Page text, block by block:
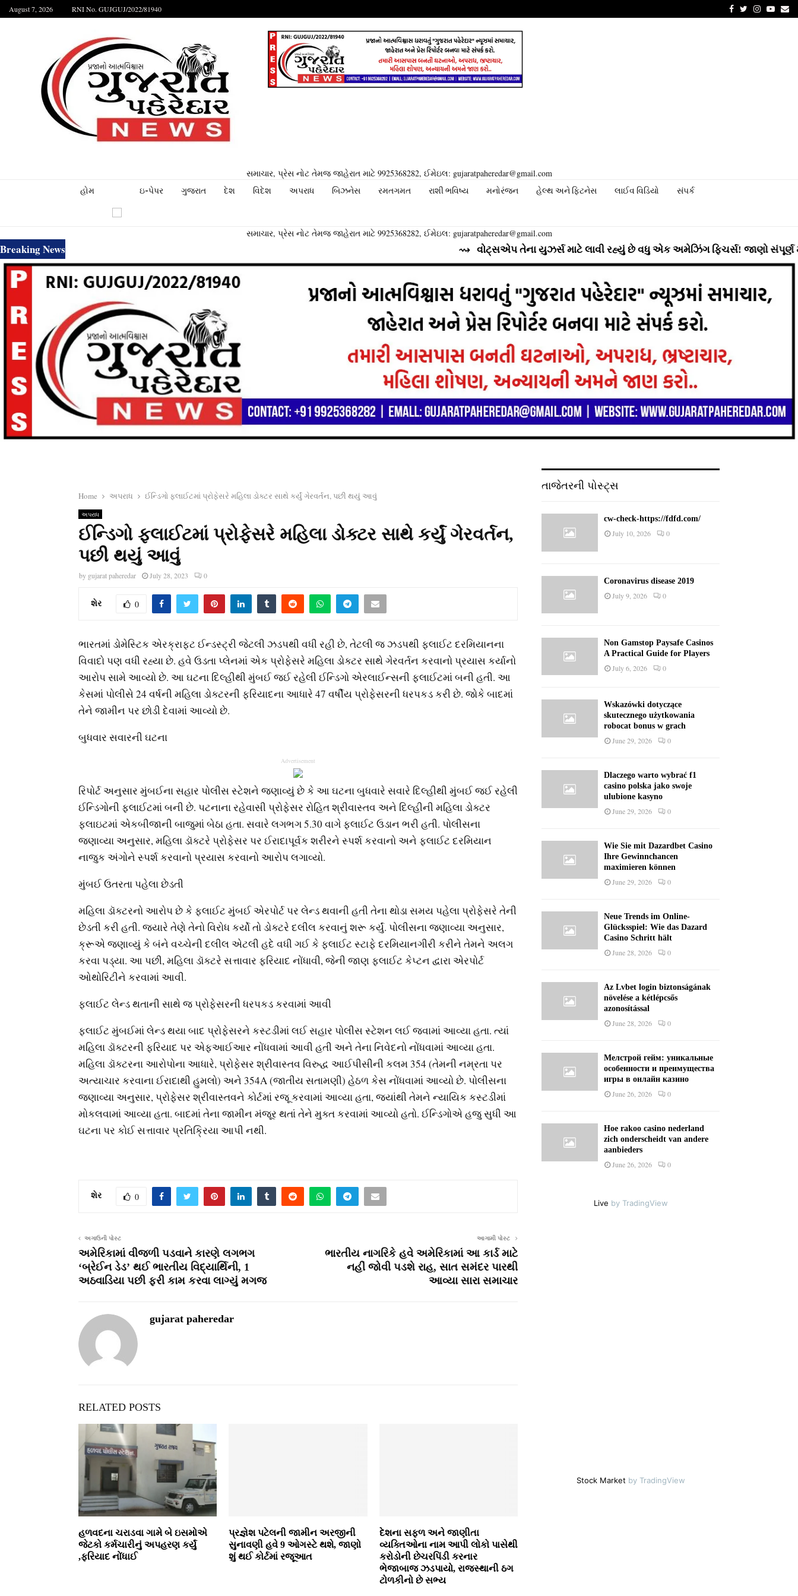
August 7, 2026 RNI No. GUJGUJ/2022/81940 FacebookTwitter
Instagram
સમાચાર, પ્રેસ નોટ તેમજ જાહેરાત માટે 9925368282, ઈમેઇલ: gujaratpaheredar@gmail.com
હોમ ઇ-પેપર ગુજરાત દેશ વિદેશ અપરાધ બિઝનેસ રમતગમત રાશી ભવિષ્ય મનોરંજન હેલ્થ અને ફિટનેસ લાઈવ વિડિયો સંપર્ક
સમાચાર, પ્રેસ નોટ તેમજ જાહેરાત માટે 9925368282, ઈમેઇલ: gujaratpaheredar@gmail.com
Breaking News ⇝ વોટ્સએપ તેના યુઝર્સ માટે લાવી રહ્યું છે વધુ એક અમેઝિંગ ફિચર્સ! જાણો સંપૂર્ણ માહિતી
Home અપરાધ ઈન્ડિગો ફ્લાઈટમાં પ્રોફેસરે મહિલા ડોક્ટર સાથે કર્યું ગેરવર્તન, પછી થયું આવું
અપરાધ
ઈન્ડિગો ફ્લાઈટમાં પ્રોફેસરે મહિલા ડોક્ટર સાથે કર્યું ગેરવર્તન,
પછી થયું આવું
by gujarat paheredar July 28, 2023 0
શેર 0
ભારતમાં ડોમેસ્ટિક એરક્રાફ્ટ ઈન્ડસ્ટ્રી જેટલી ઝડપથી વધી રહી છે, તેટલી જ ઝડપથી ફ્લાઈટ દરમિયાનના
વિવાદો પણ વધી રહ્યા છે. હવે ઉડતા પ્લેનમાં એક પ્રોફેસરે મહિલા ડોક્ટર સાથે ગેરવર્તન કરવાનો પ્રયાસ કર્યાનો
આરોપ સામે આવ્યો છે. આ ઘટના દિલ્હીથી મુંબઈ જઈ રહેલી ઈન્ડિગો એરલાઈન્સની ફ્લાઈટમાં બની હતી. આ
કેસમાં પોલીસે 24 વર્ષની મહિલા ડોક્ટરની ફરિયાદના આધારે 47 વર્ષીય પ્રોફેસરની ધરપકડ કરી છે. જોકે બાદમાં
તેને જામીન પર છોડી દેવામાં આવ્યો છે.
બુધવાર સવારની ઘટના
Advertisement
રિપોર્ટ અનુસાર મુંબઈના સહાર પોલીસ સ્ટેશને જણાવ્યું છે કે આ ઘટના બુધવારે સવારે દિલ્હીથી મુંબઈ જઈ રહેલી
ઈન્ડિગોની ફ્લાઈટમાં બની છે. પટનાના રહેવાસી પ્રોફેસર રોહિત શ્રીવાસ્તવ અને દિલ્હીની મહિલા ડોક્ટર
ફ્લાઇટમાં એકબીજાની બાજુમાં બેઠા હતા. સવારે લગભગ 5.30 વાગે ફ્લાઈટ ઉડાન ભરી હતી. પોલીસના
જણાવ્યા અનુસાર, મહિલા ડૉક્ટરે પ્રોફેસર પર ઈરાદાપૂર્વક શરીરને સ્પર્શ કરવાનો અને ફ્લાઈટ દરમિયાન
નાજુક અંગોને સ્પર્શ કરવાનો પ્રયાસ કરવાનો આરોપ લગાવ્યો.
મુંબઈ ઉતરતા પહેલા છેડતી
મહિલા ડૉક્ટરનો આરોપ છે કે ફ્લાઈટ મુંબઈ એરપોર્ટ પર લેન્ડ થવાની હતી તેના થોડા સમય પહેલા પ્રોફેસરે તેની
છેડતી કરી હતી. જ્યારે તેણે તેનો વિરોધ કર્યો તો ડોક્ટરે દલીલ કરવાનું શરૂ કર્યું. પોલીસના જણાવ્યા અનુસાર,
ક્રૂએ જણાવ્યું કે બંને વચ્ચેની દલીલ એટલી હદે વધી ગઈ કે ફ્લાઈટ સ્ટાફે દરમિયાનગીરી કરીને તેમને અલગ
કરવા પડ્યા. આ પછી, મહિલા ડૉક્ટરે સત્તાવાર ફરિયાદ નોંધાવી, જેની જાણ ફ્લાઈટ કેપ્ટન દ્વારા એરપોર્ટ
ઓથોરિટીને કરવામાં આવી.
ફ્લાઈટ લેન્ડ થતાની સાથે જ પ્રોફેસરની ધરપકડ કરવામાં આવી
ફ્લાઈટ મુંબઈમાં લેન્ડ થયા બાદ પ્રોફેસરને કસ્ટડીમાં લઈ સહાર પોલીસ સ્ટેશન લઈ જવામાં આવ્યા હતા. ત્યાં
મહિલા ડૉક્ટરની ફરિયાદ પર એફઆઈઆર નોંધવામાં આવી હતી અને તેના નિવેદનો નોંધવામાં આવ્યા હતા.
મહિલા ડૉક્ટરના આરોપોના આધારે, પ્રોફેસર શ્રીવાસ્તવ વિરુદ્ધ આઈપીસીની કલમ 354 (તેમની નમ્રતા પર
અત્યાચાર કરવાના ઈરાદાથી હુમલો) અને 354A (જાતીય સતામણી) હેઠળ કેસ નોંધવામાં આવ્યો છે. પોલીસના
જણાવ્યા અનુસાર, પ્રોફેસર શ્રીવાસ્તવને કોર્ટમાં રજૂ કરવામાં આવ્યા હતા, જ્યાંથી તેમને ન્યાયિક કસ્ટડીમાં
મોકલવામાં આવ્યા હતા. બાદમાં તેના જામીન મંજૂર થતાં તેને મુક્ત કરવામાં આવ્યો હતો. ઈન્ડિગોએ હજુ સુધી આ
ઘટના પર કોઈ સત્તાવાર પ્રતિક્રિયા આપી નથી.
શેર 0
અગાઉની પોસ્ટ
અમેરિકામાં વીજળી પડવાને કારણે લગભગ
‘બ્રેઈન ડેડ’ થઈ ભારતીય વિદ્યાર્થિની, 1
અઠવાડિયા પછી ફરી કામ કરવા લાગ્યું મગજ
આગામી પોસ્ટ
ભારતીય નાગરિકે હવે અમેરિકામાં આ કાર્ડ માટે
નહીં જોવી પડશે રાહ, સાત સમંદર પારથી
આવ્યા સારા સમાચાર
gujarat paheredar
RELATED POSTS
હળવદના ચરાડવા ગામે બે ઇસમોએ
જેટકો કર્મચારીનું અપહરણ કર્યું
,ફરિયાદ નોંધાઈ
પ્રજ્ઞેશ પટેલની જામીન અરજીની
સુનાવણી હવે 9 ઓગસ્ટે થશે, જાણો
શું થઈ કોર્ટમાં રજૂઆત
દેશના સફળ અને જાણીતા
વ્યક્તિઓના નામ આપી લોકો પાસેથી
કરોડોની છેચરપિંડી કરનાર
ભેજાબાજ ઝડપાયો, રાજસ્થાની ઠગ
ટોળકીનો છે સભ્ય
તાજેતરની પોસ્ટ્સ
cw-check-https://fdfd.com/
July 10, 2026 0
Coronavirus disease 2019
July 9, 2026 0
Non Gamstop Paysafe Casinos
A Practical Guide for Players
July 6, 2026 0
Wskazówki dotyczące
skutecznego użytkowania
robocat bonus w grach
June 29, 2026 0
Dlaczego warto wybrać f1
casino polska jako swoje
ulubione kasyno
June 29, 2026 0
Wie Sie mit Dazardbet Casino
Ihre Gewinnchancen
maximieren können
June 29, 2026 0
Neue Trends im Online-
Glücksspiel: Wie das Dazard
Casino Schritt hält
June 28, 2026 0
Az Lvbet login biztonságának
növelése a kétlépcsős
azonosítással
June 28, 2026 0
Мелстрой гейм: уникальные
особенности и преимущества
игры в онлайн казино
June 26, 2026 0
Hoe rakoo casino nederland
zich onderscheidt van andere
aanbieders
June 26, 2026 0
Live by TradingView
Stock Marketby TradingView